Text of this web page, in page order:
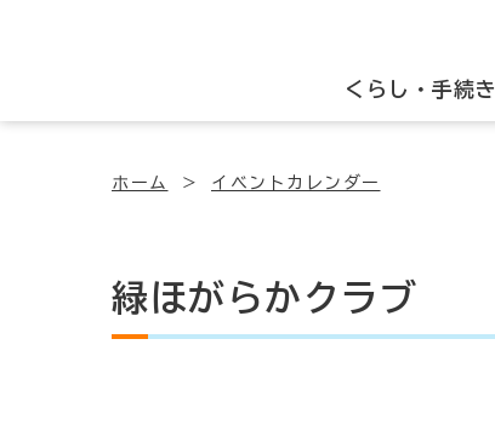
くらし・手続き
ホーム イベントカレンダー
緑ほがらかクラブ